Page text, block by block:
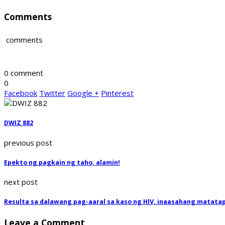
Comments
comments
0 comment
0
Facebook Twitter Google + Pinterest
DWIZ 882
previous post
Epekto ng pagkain ng taho, alamin!
next post
Resulta sa dalawang pag-aaral sa kaso ng HIV, inaasahang
Leave a Comment